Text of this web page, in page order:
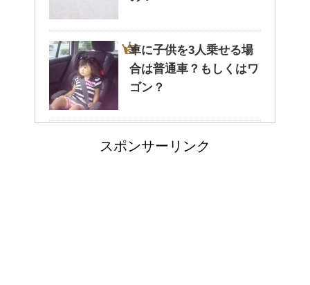
癒しを与えてくれるメダカ。そ
の産卵時期はいつ？
車に子供を3人乗せる場
合は普通車？もしくはワ
ゴン？
高齢者の子宮からの出血
スポンサーリンク